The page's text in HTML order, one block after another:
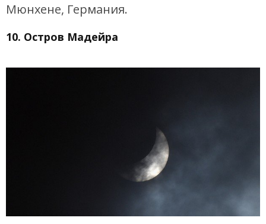
Мюнхене, Германия.
10. Остров Мадейра